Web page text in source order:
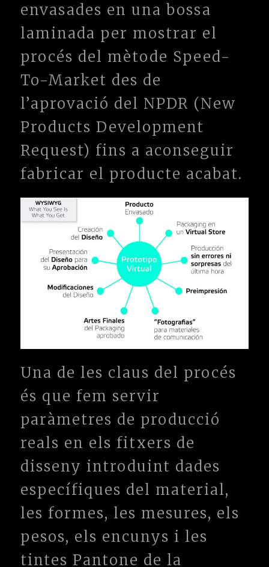
envasades en una bossa
laminada per mostrar el
procés del mètode Speed-
To-Market des de
l’aprovació del NPDR (New
Products Development
Request) fins a aconseguir
fabricar el producte acabat.
Una de les claus del procés
és que fem servir
paràmetres de producció
reals en els fitxers de
disseny introduint dades
específiques del material,
les formes, les mesures, els
pesos, els encunys i les
tintes Pantone de la